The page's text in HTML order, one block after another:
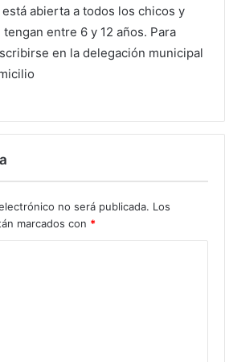
abierta a todos los chicos y
entre 6 y 12 años. Para
en la delegación municipal
no será publicada. Los
marcados con *